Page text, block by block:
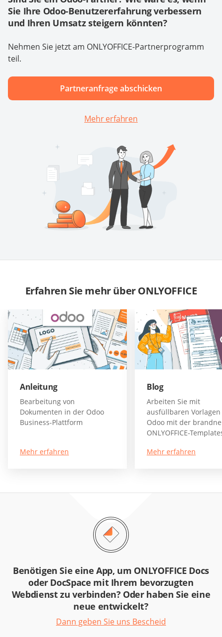
Sie Ihre Odoo-Benutzererfahrung verbessern
und Ihren Umsatz steigern könnten?
Nehmen Sie jetzt am ONLYOFFICE-Partnerprogramm
teil.
Partneranfrage abschicken
Mehr erfahren
Erfahren Sie mehr über ONLYOFFICE
Anleitung
Bearbeitung von
Dokumenten in der Odoo
Business-Plattform
Mehr erfahren
Blog
Arbeiten Sie mit
ausfüllbaren
Odoo mit der
ONLYOFFICE-
Mehr erfahren
Benötigen Sie eine App, um ONLYOFFICE Docs
oder DocSpace mit Ihrem bevorzugten
Webdienst zu verbinden? Oder haben Sie eine
neue entwickelt?
Dann geben Sie uns Bescheid